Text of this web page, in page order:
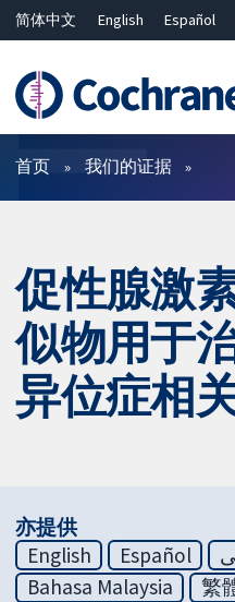
简体中文 English Español
ไทย
繁體中文
过滤
首页 我们的证据
促性腺激
似物用于
异位症相
亦提供
English
Español
Bahasa Malaysia
繁